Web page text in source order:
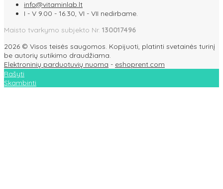
info@vitaminlab.lt
I - V 9.00 - 16.30, VI - VII nedirbame.
Maisto tvarkymo subjekto Nr. 130017496
2026 © Visos teisės saugomos. Kopijuoti, platinti svetainės turinį
be autorių sutikimo draudžiama.
Elektroninių parduotuvių nuoma - eshoprent.com
Rašyti
Skambinti